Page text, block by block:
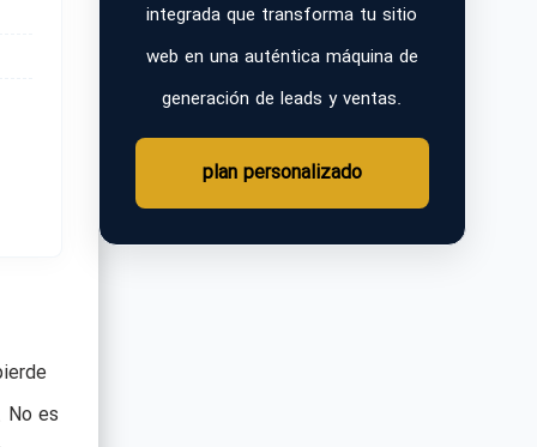
No es
integrada que transforma tu sitio
web en una auténtica máquina de
generación de leads y ventas.
plan personalizado